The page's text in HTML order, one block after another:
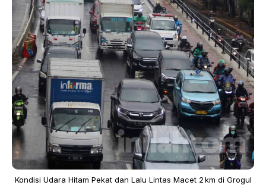
Kondisi Udara Hitam Pekat dan Lalu Lintas Macet 2 km di Grogul